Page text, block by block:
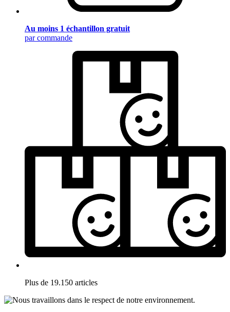
Au moins 1 échantillon gratuit
par commande
Plus de 19.150 articles